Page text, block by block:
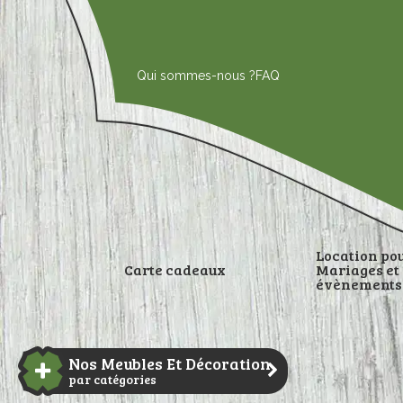
Aller
contenu
Qui sommes-nous ?FAQ
Carte cadeaux
Location
Mariages et
évènements
Nos Meubles Et Décoration
par catégories